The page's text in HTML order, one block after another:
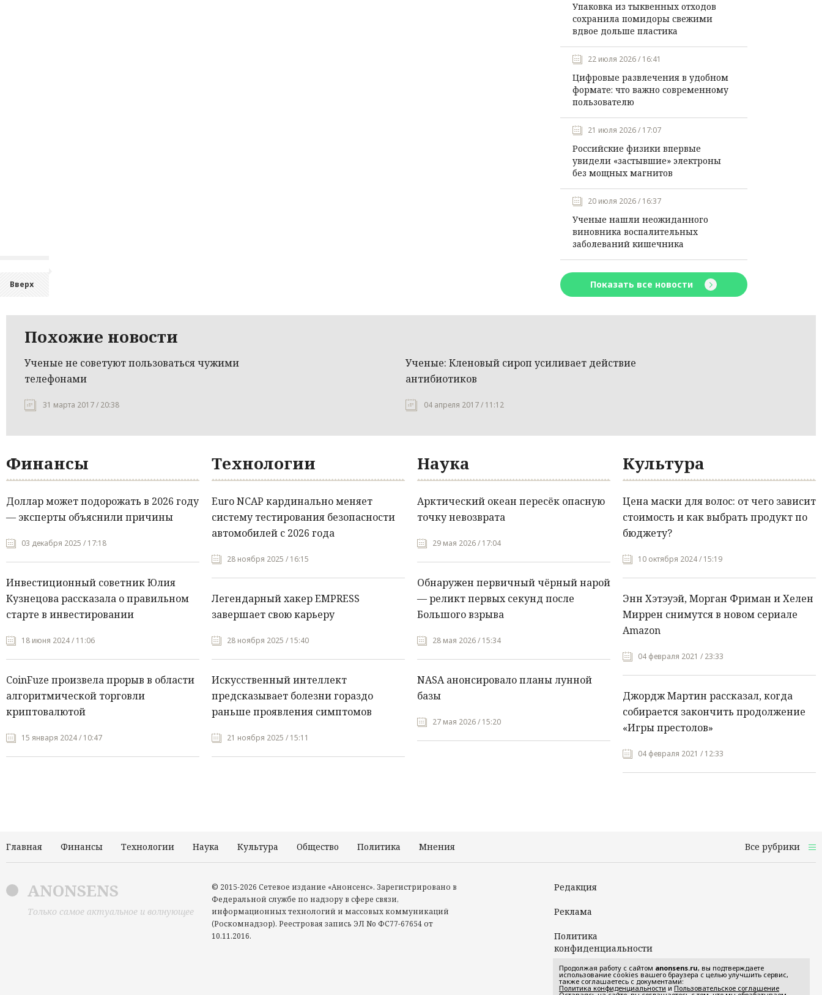
Вверх
Упаковка из тыквенных отходов
сохранила помидоры свежими
вдвое дольше пластика
22 июля 2026 / 16:41
Цифровые развлечения в удобном
формате: что важно современному
пользователю
21 июля 2026 / 17:07
Российские физики впервые
увидели «застывшие» электроны
без мощных магнитов
20 июля 2026 / 16:37
Ученые нашли неожиданного
виновника воспалительных
заболеваний кишечника
Показать все новости
Похожие новости
Ученые не советуют пользоваться чужими
телефонами
31 марта 2017 / 20:38
Ученые: Кленовый сироп усиливает действие
антибиотиков
04 апреля 2017 / 11:12
Финансы
Доллар может подорожать в 2026 году
— эксперты объяснили причины
03 декабря 2025 / 17:18
Инвестиционный советник Юлия
Кузнецова рассказала о правильном
старте в инвестировании
18 июня 2024 / 11:06
CoinFuze произвела прорыв в области
алгоритмической торговли
криптовалютой
15 января 2024 / 10:47
Технологии
Euro NCAP кардинально меняет
систему тестирования безопасности
автомобилей с 2026 года
28 ноября 2025 / 16:15
Легендарный хакер EMPRESS
завершает свою карьеру
28 ноября 2025 / 15:40
Искусственный интеллект
предсказывает болезни гораздо
раньше проявления симптомов
21 ноября 2025 / 15:11
Наука
Арктический океан пересёк опасную
точку невозврата
29 мая 2026 / 17:04
Обнаружен первичный чёрный нарой
— реликт первых секунд после
Большого взрыва
28 мая 2026 / 15:34
NASA анонсировало планы лунной
базы
27 мая 2026 / 15:20
Культура
Цена маски для волос: от чего зависит
стоимость и как выбрать продукт по
бюджету?
10 октября 2024 / 15:19
Энн Хэтэуэй, Морган Фриман и Хелен
Миррен снимутся в новом сериале
Amazon
04 февраля 2021 / 23:33
Джордж Мартин рассказал, когда
собирается закончить продолжение
«Игры престолов»
04 февраля 2021 / 12:33
Главная Финансы Технологии Наука Культура Общество Политика Мнения Все рубрики
ANONSENS
Только самое актуальное и волнующее
© 2015-2026 Сетевое издание «Анонсенс». Зарегистрировано в
Федеральной службе по надзору в сфере связи,
информационных технологий и массовых коммуникаций
(Роскомнадзор). Реестровая запись ЭЛ No ФС77-67654 от
10.11.2016.
Редакция
Реклама
Политика
конфиденциальности
Пользовательское
соглашение
Продолжая работу с сайтом anonsens.ru, вы подтверждаете
использование cookies вашего браузера с целью улучшить сервис,
также соглашаетесь с документами:
Политика конфиденциальности и Пользовательское соглашение